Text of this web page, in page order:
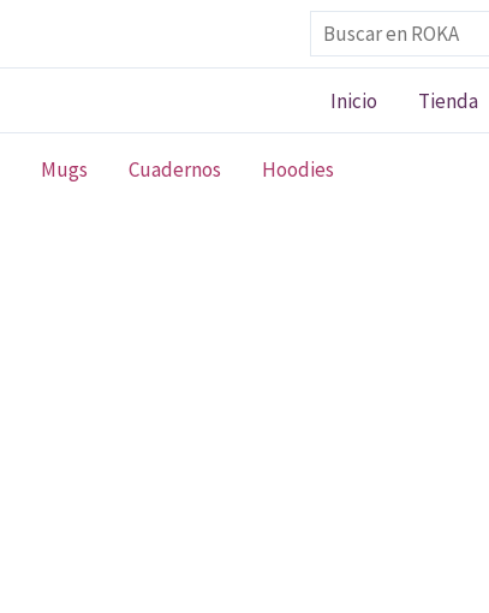
Buscar
Inicio Tienda
Mugs Cuadernos Hoodies